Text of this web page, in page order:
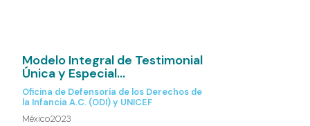
Modelo Integral de Testimonial
Única y Especial...
Oficina de Defensoría de los Derechos de
la Infancia A.C. (ODI) y UNICEF
México2023